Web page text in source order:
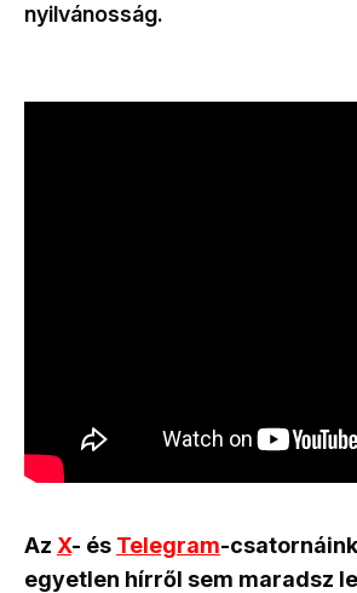
nyilvánosság.
Az X- és Telegram-
egyetlen hírről sem maradsz